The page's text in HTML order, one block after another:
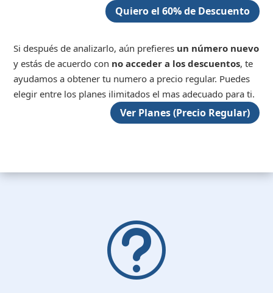
Quiero el 60% de Descuento
Si después de analizarlo, aún prefieres un número nuevo
y estás de acuerdo con no acceder a los descuentos, te
ayudamos a obtener tu numero a precio regular. Puedes
elegir entre los planes ilimitados el mas adecuado para ti.
Ver Planes (Precio Regular)
t